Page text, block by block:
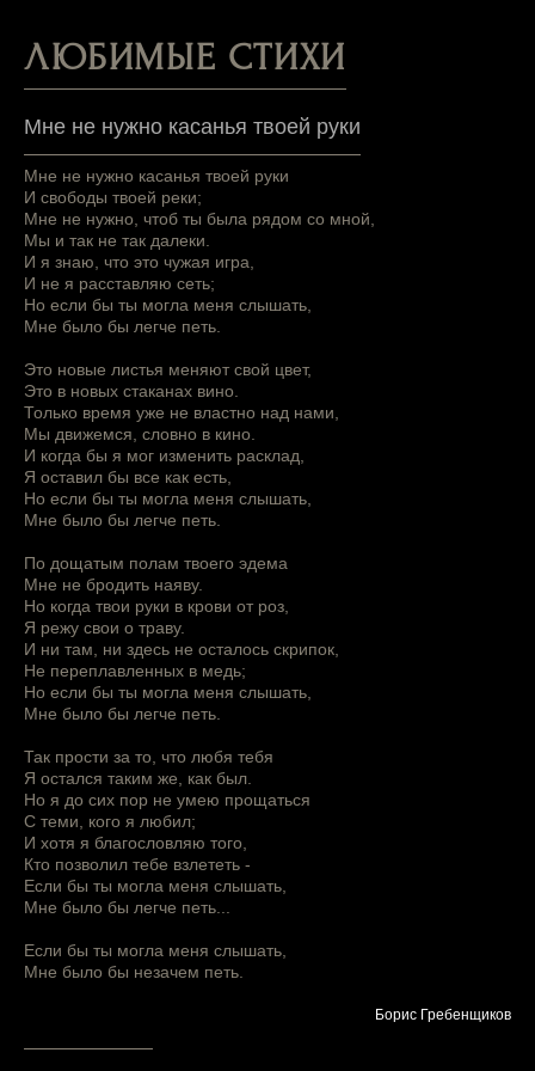
ЛЮБИМЫЕ СТИХИ
Мне не нужно касанья твоей руки
Мне не нужно касанья твоей руки
И свободы твоей реки;
Мне не нужно, чтоб ты была рядом со мной,
Мы и так не так далеки.
И я знаю, что это чужая игра,
И не я расставляю сеть;
Но если бы ты могла меня слышать,
Мне было бы легче петь.
Это новые листья меняют свой цвет,
Это в новых стаканах вино.
Только время уже не властно над нами,
Мы движемся, словно в кино.
И когда бы я мог изменить расклад,
Я оставил бы все как есть,
Но если бы ты могла меня слышать,
Мне было бы легче петь.
По дощатым полам твоего эдема
Мне не бродить наяву.
Но когда твои руки в крови от роз,
Я режу свои о траву.
И ни там, ни здесь не осталось скрипок,
Не переплавленных в медь;
Но если бы ты могла меня слышать,
Мне было бы легче петь.
Так прости за то, что любя тебя
Я остался таким же, как был.
Но я до сих пор не умею прощаться
С теми, кого я любил;
И хотя я благословляю того,
Кто позволил тебе взлететь -
Если бы ты могла меня слышать,
Мне было бы легче петь...
Если бы ты могла меня слышать,
Мне было бы незачем петь.
Борис Гребенщиков